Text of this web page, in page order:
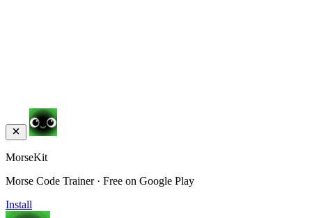
MorseKit
Morse Code Trainer · Free on Google Play
Install